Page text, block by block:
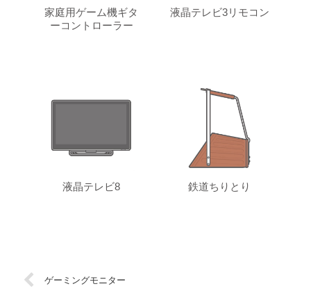
家庭用ゲーム機ギタ
ーコントローラー
液晶テレビ3リモコン
液晶テレビ8 鉄道ちりとり
ゲーミングモニター